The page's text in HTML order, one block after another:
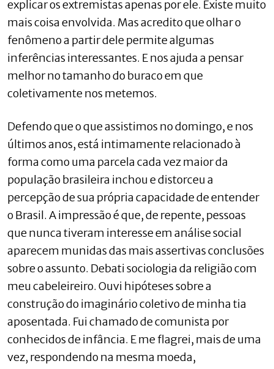
explicar os extremistas apenas por ele. Existe muito
mais coisa envolvida. Mas acredito que olhar o
fenômeno a partir dele permite algumas
inferências interessantes. E nos ajuda a pensar
melhor no tamanho do buraco em que
coletivamente nos metemos.
Defendo que o que assistimos no domingo, e nos
últimos anos, está intimamente relacionado à
forma como uma parcela cada vez maior da
população brasileira inchou e distorceu a
percepção de sua própria capacidade de entender
o Brasil. A impressão é que, de repente, pessoas
que nunca tiveram interesse em análise social
aparecem munidas das mais assertivas conclusões
sobre o assunto. Debati sociologia da religião com
meu cabeleireiro. Ouvi hipóteses sobre a
construção do imaginário coletivo de minha tia
aposentada. Fui chamado de comunista por
conhecidos de infância. E me flagrei, mais de uma
vez, respondendo na mesma moeda,